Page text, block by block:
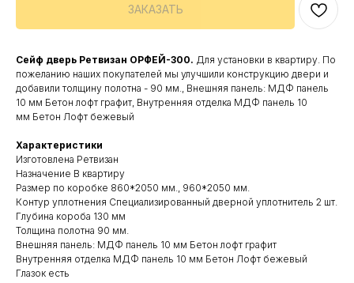
ЗАКАЗАТЬ
Сейф дверь Ретвизан ОРФЕЙ-300. Для установки в квартиру. По
пожеланию наших покупателей мы улучшили конструкцию двери и
добавили толщину полотна - 90 мм., Внешняя панель: МДФ панель
10 мм Бетон лофт графит, Внутренняя отделка МДФ панель 10
мм Бетон Лофт бежевый
Характеристики
Изготовлена Ретвизан
Назначение В квартиру
Размер по коробке 860*2050 мм., 960*2050 мм.
Контур уплотнения Специализированный дверной уплотнитель 2 шт.
Глубина короба 130 мм
Толщина полотна 90 мм.
Внешняя панель: МДФ панель 10 мм Бетон лофт графит
Внутренняя отделка МДФ панель 10 мм Бетон Лофт бежевый
Глазок есть